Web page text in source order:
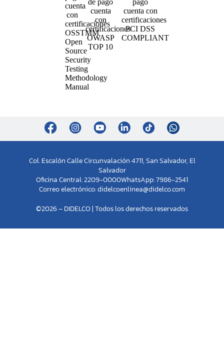
Col. Escalón Calle Circunvalación 4711, San Salvador, El
Salvador
Oficina Central: 2209-0000WhatsApp: 7986-2541
Correo electrónico:didelcoenlinea@didelco.com
©2026 – DIDELCO | Todos los derechos reservados